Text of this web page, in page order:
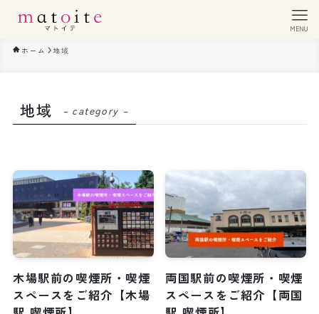
MENU
ホーム 地域
地域 – category –
木場駅前の喫煙所・喫煙
スペースをご紹介【木場
両国駅前の喫煙所・喫煙
スペースをご紹介【両国